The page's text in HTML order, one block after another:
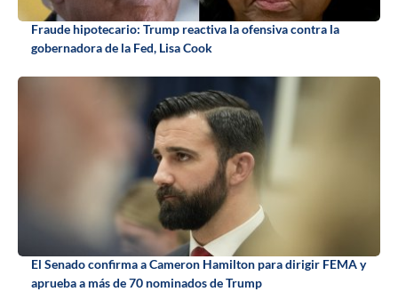
Fraude hipotecario: Trump reactiva la ofensiva contra la
gobernadora de la Fed, Lisa Cook
El Senado confirma a Cameron Hamilton para dirigir FEMA y
aprueba a más de 70 nominados de Trump